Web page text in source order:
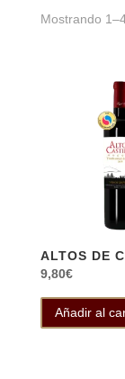
Mostrando
ALTOS DE
9,80€
Añadir al